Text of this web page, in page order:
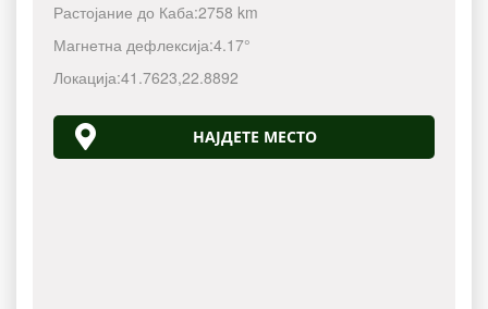
Растојание до Каба:2758 km
Магнетна дефлексија:4.17°
Локација:41.7623,22.8892
НАЈДЕТЕ МЕСТО